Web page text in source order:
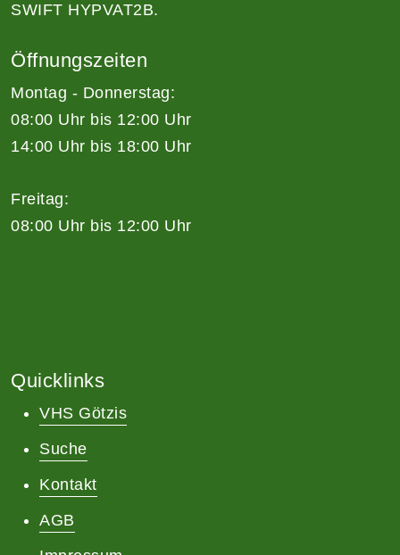
SWIFT HYPVAT2B.
Öffnungszeiten
Montag - Donnerstag:
08:00 Uhr bis 12:00 Uhr
14:00 Uhr bis 18:00 Uhr
Freitag:
08:00 Uhr bis 12:00 Uhr
Quicklinks
VHS Götzis
Suche
Kontakt
AGB